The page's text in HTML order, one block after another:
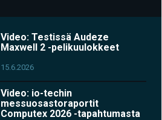
Video: Testissä Audeze
Maxwell 2 -pelikuulokkeet
15.6.2026
Video: io-techin
messuosastoraportit
Computex 2026 -tapahtumasta